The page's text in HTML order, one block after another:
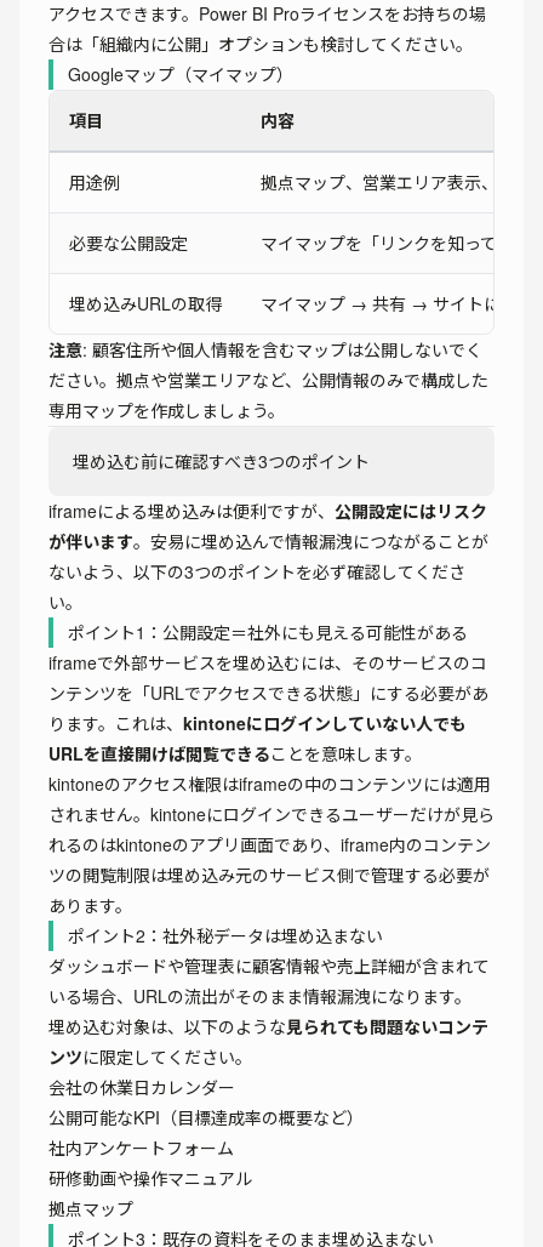
アクセスできます。Power BI Proライセンスをお持ちの場
合は「組織内に公開」オプションも検討してください。
Googleマップ（マイマップ）
項目
内容
用途例 拠点マップ、営業エリア表示、店舗
必要な公開設定 マイマップを「リンクを知っている
埋め込みURLの取得
マイマップ → 共有 → サイトに埋め
注意: 顧客住所や個人情報を含むマップは公開しないでく
ださい。拠点や営業エリアなど、公開情報のみで構成した
専用マップを作成しましょう。
埋め込む前に確認すべき3つのポイント
iframeによる埋め込みは便利ですが、 公開設定にはリスク
が伴います。安易に埋め込んで情報漏洩につながることが
ないよう、以下の3つのポイントを必ず確認してくださ
い。
ポイント1：公開設定＝社外にも見える可能性がある
iframeで外部サービスを埋め込むには、そのサービスのコ
ンテンツを「URLでアクセスできる状態」にする必要があ
ります。これは、 kintoneにログインしていない人でも
URLを直接開けば閲覧できることを意味します。
kintoneのアクセス権限はiframeの中のコンテンツには適用
されません。kintoneにログインできるユーザーだけが見ら
れるのはkintoneのアプリ画面であり、iframe内のコンテン
ツの閲覧制限は埋め込み元のサービス側で管理する必要が
あります。
ポイント2：社外秘データは埋め込まない
ダッシュボードや管理表に顧客情報や売上詳細が含まれて
いる場合、URLの流出がそのまま情報漏洩になります。
埋め込む対象は、以下のような見られても問題ないコンテ
ンツに限定してください。
会社の休業日カレンダー
公開可能なKPI（目標達成率の概要など）
社内アンケートフォーム
研修動画や操作マニュアル
拠点マップ
ポイント3：既存の資料をそのまま埋め込まない